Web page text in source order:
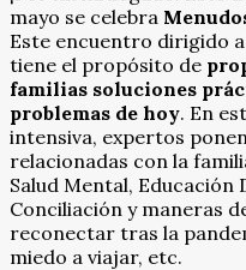
mayo se celebra
Este encuentro dirigido a
tiene el propósito de
familias soluciones
problemas de hoy. En
intensiva, expertos
relacionadas con la
Salud Mental, Educación
Conciliación y maneras
reconectar tras la
miedo a viajar, etc.